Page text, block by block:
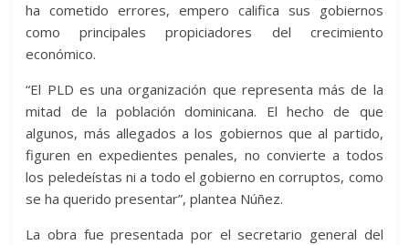
ha cometido errores, empero califica sus gobiernos
como principales propiciadores del crecimiento
económico.
“El PLD es una organización que representa más de la
mitad de la población dominicana. El hecho de que
algunos, más allegados a los gobiernos que al partido,
figuren en expedientes penales, no convierte a todos
los peledeístas ni a todo el gobierno en corruptos, como
se ha querido presentar”, plantea Núñez.
La obra fue presentada por el secretario general del